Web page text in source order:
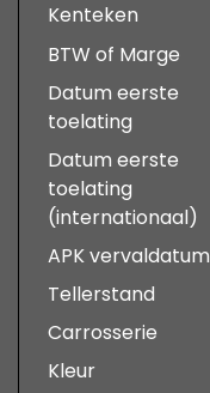
Kenteken
BTW of Marge
Datum eerste
toelating
Datum eerste
toelating
(internationaal)
APK vervaldatum
Tellerstand
Carrosserie
Kleur